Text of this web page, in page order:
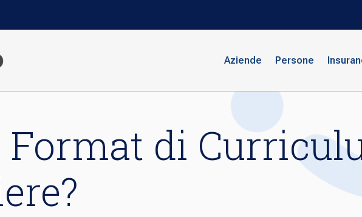
Aziende Persone
Format di